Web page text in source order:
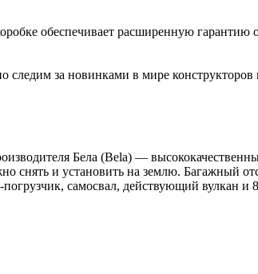
обеспечивает расширенную гарантию
следим за новинками в мире
Бела (Bela) —
снять и установить на землю. Багажный
самосвал, действующий вулкан и